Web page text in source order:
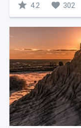
4.2 302